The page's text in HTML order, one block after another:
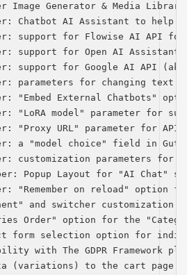
Image Generator & Media
Chatbot AI Assistant to
support for Flowise AI API for
support for Open AI Assistants
support for Google AI API (aka
parameters for changing text
"Embed External Chatbots"
"LoRA model" parameter for
"Proxy URL" parameter for
a "model choice" field in
customization parameters for
Popup Layout for "AI Chat"
"Remember on reload" option
and switcher customization
Order" option for the
form selection option for
with The GDPR Framework
(variations) to the cart page